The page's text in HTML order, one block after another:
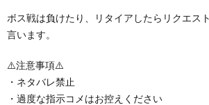
ボス戦は負けたり、リタイアしたらリクエス
言います。
⚠️注意事項⚠️
・ネタバレ禁止
・過度な指示コメはお控えください